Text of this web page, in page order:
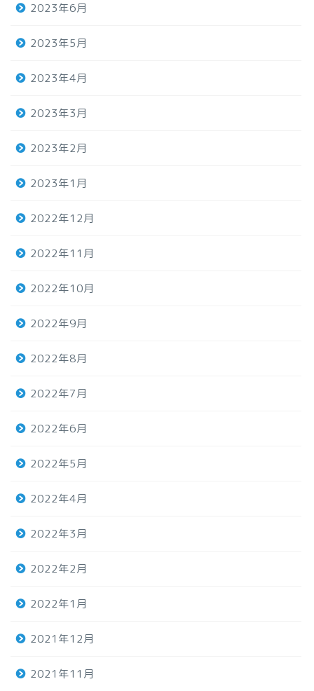
2023年6月
2023年5月
2023年4月
2023年3月
2023年2月
2023年1月
2022年12月
2022年11月
2022年10月
2022年9月
2022年8月
2022年7月
2022年6月
2022年5月
2022年4月
2022年3月
2022年2月
2022年1月
2021年12月
2021年11月